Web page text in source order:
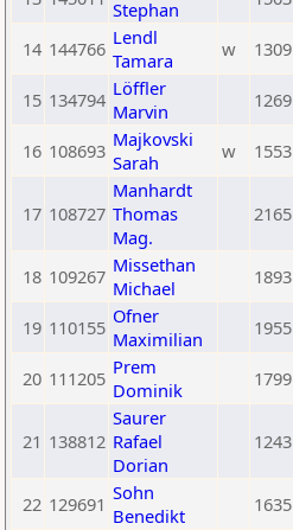
Stephan
14 144766 Lendl
Tamara
w 1309
15 134794 Löffler
Marvin
1269
16 108693 Majkovski
Sarah
w 1553
17 108727
Manhardt
Thomas
Mag.
2165
18 109267 Missethan
Michael
1893
19 110155 Ofner
Maximilian
1955
20 111205 Prem
Dominik
1799
21 138812
Saurer
Rafael
Dorian
1243
22 129691 Sohn
Benedikt
1635